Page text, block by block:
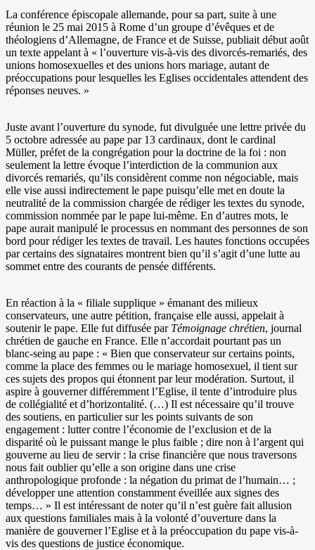
La conférence épiscopale allemande, pour sa part, suite à une
réunion le 25 mai 2015 à Rome d’un groupe d’évêques et de
théologiens d’Allemagne, de France et de Suisse, publiait début août
un texte appelant à « l’ouverture vis-à-vis des divorcés-remariés, des
unions homosexuelles et des unions hors mariage, autant de
préoccupations pour lesquelles les Eglises occidentales attendent des
réponses neuves. »
Juste avant l’ouverture du synode, fut divulguée une lettre privée du
5 octobre adressée au pape par 13 cardinaux, dont le cardinal
Müller, préfet de la congrégation pour la doctrine de la foi : non
seulement la lettre évoque l’interdiction de la communion aux
divorcés remariés, qu’ils considèrent comme non négociable, mais
elle vise aussi indirectement le pape puisqu’elle met en doute la
neutralité de la commission chargée de rédiger les textes du synode,
commission nommée par le pape lui-même. En d’autres mots, le
pape aurait manipulé le processus en nommant des personnes de son
bord pour rédiger les textes de travail. Les hautes fonctions occupées
par certains des signataires montrent bien qu’il s’agit d’une lutte au
sommet entre des courants de pensée différents.
En réaction à la « filiale supplique » émanant des milieux
conservateurs, une autre pétition, française elle aussi, appelait à
soutenir le pape. Elle fut diffusée par Témoignage chrétien, journal
chrétien de gauche en France. Elle n’accordait pourtant pas un
blanc-seing au pape : « Bien que conservateur sur certains points,
comme la place des femmes ou le mariage homosexuel, il tient sur
ces sujets des propos qui étonnent par leur modération. Surtout, il
aspire à gouverner différemment l’Eglise, il tente d’introduire plus
de collégialité et d’horizontalité. (…) Il est nécessaire qu’il trouve
des soutiens, en particulier sur les points suivants de son
engagement : lutter contre l’économie de l’exclusion et de la
disparité où le puissant mange le plus faible ; dire non à l’argent qui
gouverne au lieu de servir : la crise financière que nous traversons
nous fait oublier qu’elle a son origine dans une crise
anthropologique profonde : la négation du primat de l’humain… ;
développer une attention constamment éveillée aux signes des
temps… » Il est intéressant de noter qu’il n’est guère fait allusion
aux questions familiales mais à la volonté d’ouverture dans la
manière de gouverner l’Eglise et à la préoccupation du pape vis-à-
vis des questions de justice économique.